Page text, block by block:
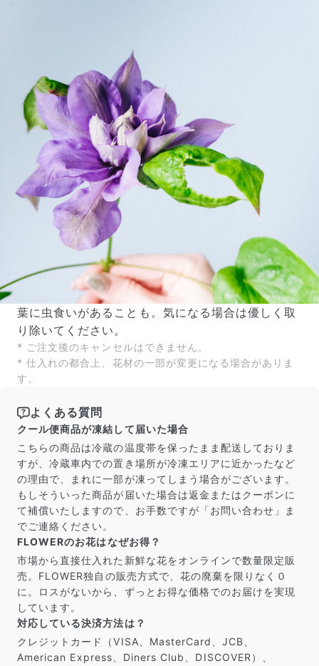
葉に虫食いがあることも。気になる場合は優しく取
り除いてください。
* ご注文後のキャンセルはできません。
* 仕入れの都合上、花材の一部が変更になる場合がありま
す。
よくある質問
クール便商品が凍結して届いた場合
こちらの商品は冷蔵の温度帯を保ったまま配送しておりま
すが、冷蔵車内での置き場所が冷凍エリアに近かったなど
の理由で、まれに一部が凍ってしまう場合がございます。
もしそういった商品が届いた場合は返金またはクーポンに
て補償いたしますので、お手数ですが「お問い合わせ」ま
でご連絡ください。
FLOWERのお花はなぜお得？
市場から直接仕入れた新鮮な花をオンラインで数量限定販
売。FLOWER独自の販売方式で、花の廃棄を限りなく０
に。ロスがないから、ずっとお得な価格でのお届けを実現
しています。
対応している決済方法は？
クレジットカード（VISA、MasterCard、JCB、
American Express、Diners Club、DISCOVER）、